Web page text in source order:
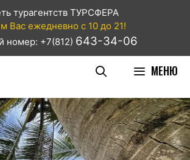
турагентств ТУРСФЕРА
Вас ежедневно с 10 до 21!
номер: +7(812) 643-34-06
МЕНЮ